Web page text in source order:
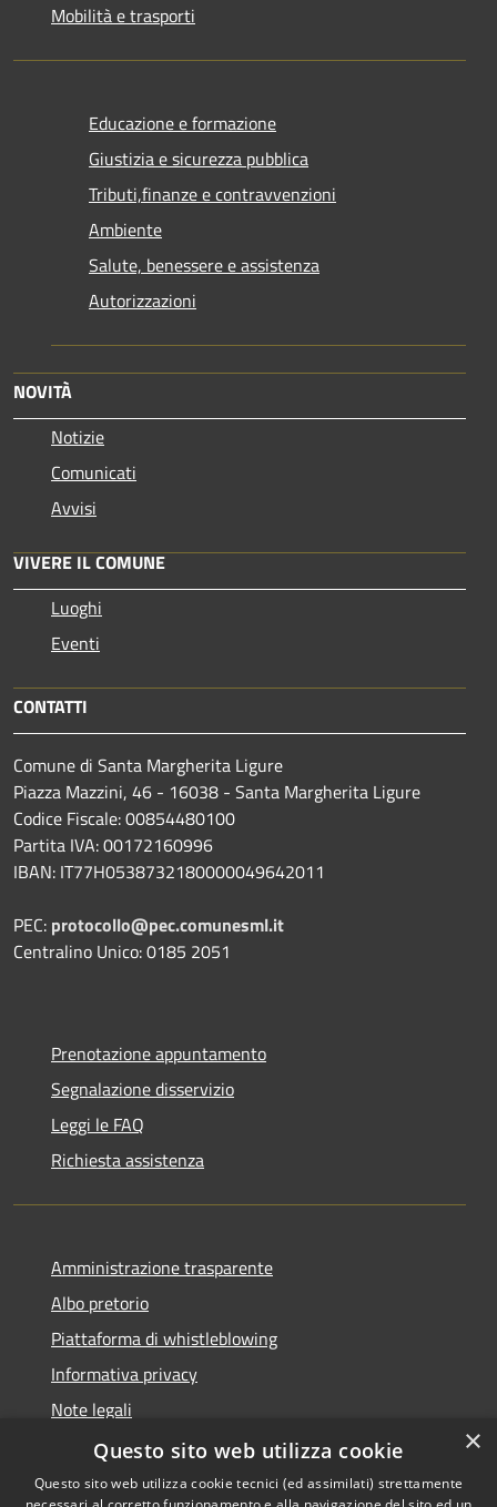
Mobilità e trasporti
Educazione e formazione
Giustizia e sicurezza pubblica
Tributi,finanze e contravvenzioni
Ambiente
Salute, benessere e assistenza
Autorizzazioni
NOVITÀ
Notizie
Comunicati
Avvisi
VIVERE IL COMUNE
Luoghi
Eventi
CONTATTI
Comune di Santa Margherita Ligure
Piazza Mazzini, 46 - 16038 - Santa Margherita Ligure
Codice Fiscale: 00854480100
Partita IVA: 00172160996
IBAN: IT77H0538732180000049642011
PEC: protocollo@pec.comunesml.it
Centralino Unico: 0185 2051
Prenotazione appuntamento
Segnalazione disservizio
Leggi le FAQ
Richiesta assistenza
Amministrazione trasparente
Albo pretorio
Piattaforma di whistleblowing
Informativa privacy
Note legali
Dichiarazione di accessibilità
×
Questo sito web utilizza cookie
Questo sito web utilizza cookie tecnici (ed assimilati) strettamente